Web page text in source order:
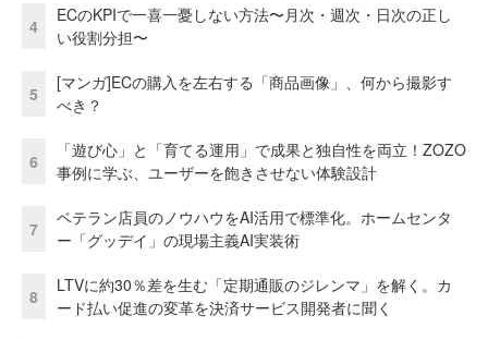
4
ECのKPIで一喜一憂しない方法〜月次・週次・日次の正し
い役割分担〜
5
[マンガ]ECの購入を左右する「商品画像」、何から撮影す
べき？
6
「遊び心」と「育てる運用」で成果と独自性を両立！ZOZO
事例に学ぶ、ユーザーを飽きさせない体験設計
7
ベテラン店員のノウハウをAI活用で標準化。ホームセンタ
ー「グッデイ」の現場主義AI実装術
8
LTVに約30％差を生む「定期通販のジレンマ」を解く。カ
ード払い促進の変革を決済サービス開発者に聞く